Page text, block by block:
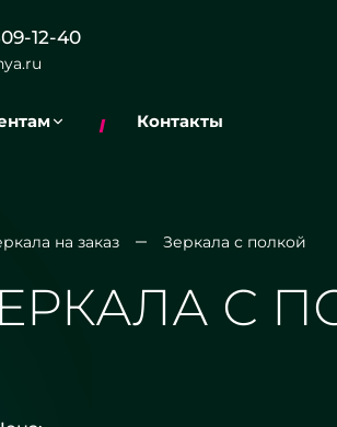
12-40
Контакты
на заказ Зеркала с полкой
С